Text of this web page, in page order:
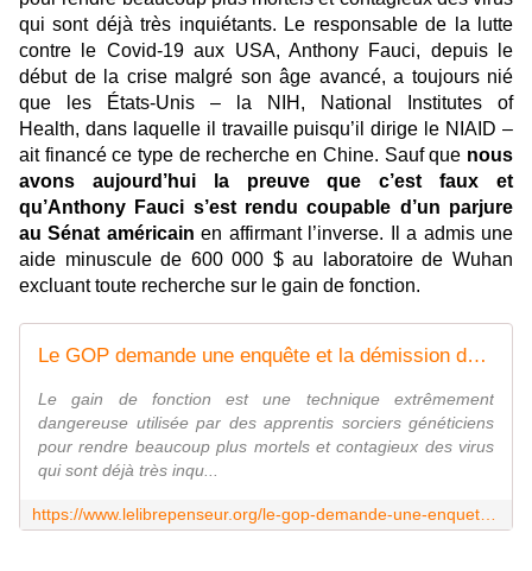
qui sont déjà très inquiétants. Le responsable de la lutte
contre le Covid-19 aux USA, Anthony Fauci, depuis le
début de la crise malgré son âge avancé, a toujours nié
que les États-Unis – la NIH,
National Institutes of
Health, dans laquelle il travaille puisqu’il dirige le NIAID –
ait financé ce type de recherche en Chine. Sauf que nous
avons aujourd’hui la preuve que c’est faux et
qu’Anthony Fauci s’est rendu coupable d’un parjure
au Sénat américain en affirmant l’inverse. Il a admis une
aide minuscule de 600 000 $ au laboratoire de Wuhan
excluant toute recherche sur le gain de fonction.
Le GOP demande une enquête et la démission de Fauci après que le NIH a admis avoir financé des "gains de fonction"
Le gain de fonction est une technique extrêmement
dangereuse utilisée par des apprentis sorciers généticiens
pour rendre beaucoup plus mortels et contagieux des virus
qui sont déjà très inqu...